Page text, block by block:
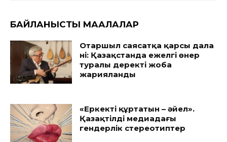
БАЙЛАНЫСТЫ МАҚАЛАЛАР
Отаршыл саясатқа қарсы дала
үні: Қазақстанда ежелгі өнер
туралы деректі жоба
жарияланды
«Еркекті құртатын – әйел».
Қазақтілді медиадағы
гендерлік стереотиптер